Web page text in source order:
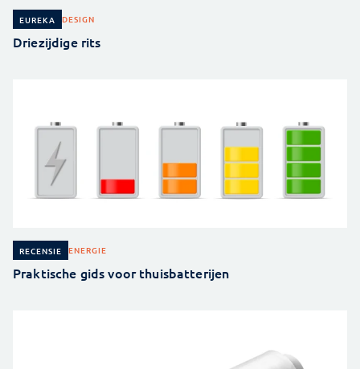
EUREKA DESIGN
Driezijdige rits
RECENSIE ENERGIE
Praktische gids voor thuisbatterijen